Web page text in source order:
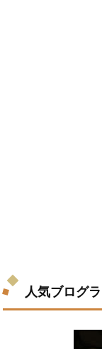
人気ブログ